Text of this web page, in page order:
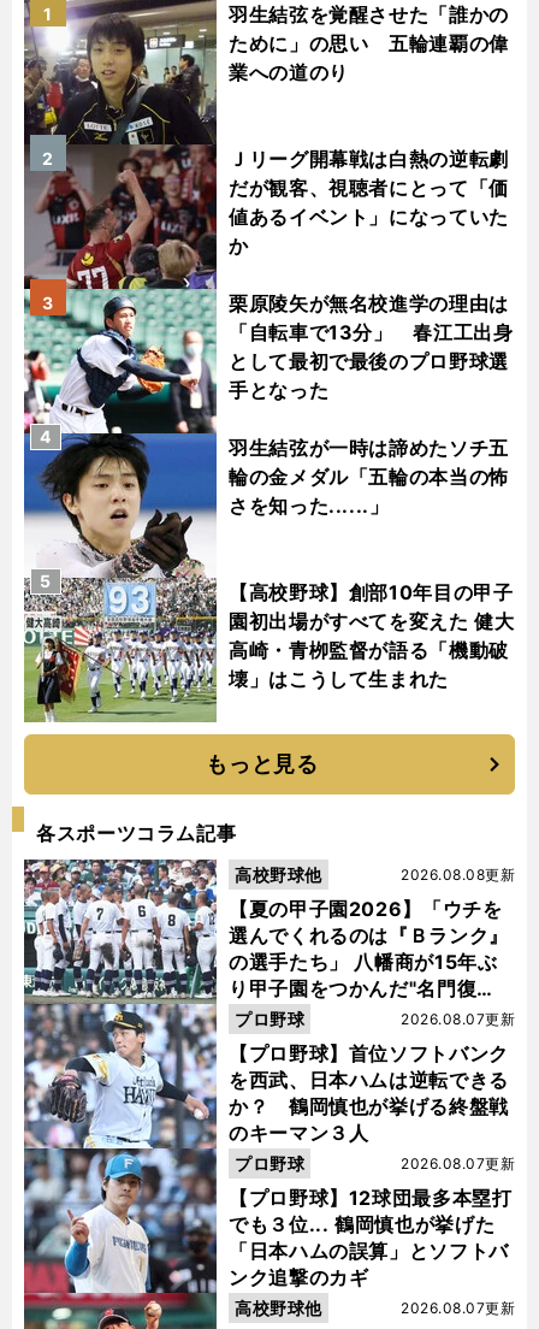
羽生結弦を覚醒させた「誰かの
ために」の思い 五輪連覇の偉
業への道のり
1
Ｊリーグ開幕戦は白熱の逆転劇
だが観客、視聴者にとって「価
値あるイベント」になっていた
か
2
栗原陵矢が無名校進学の理由は
「自転車で13分」 春江工出身
として最初で最後のプロ野球選
手となった
3
羽生結弦が一時は諦めたソチ五
輪の金メダル「五輪の本当の怖
さを知った......」
4
【高校野球】創部10年目の甲子
園初出場がすべてを変えた 健大
高崎・青栁監督が語る「機動破
壊」はこうして生まれた
5
もっと見る
各スポーツコラム記事
【夏の甲子園2026】「ウチを
選んでくれるのは『Ｂランク』
の選手たち」 八幡商が15年ぶ
り甲子園をつかんだ"名門復
活"の舞台裏
2026.08.08更新
高校野球他
【プロ野球】首位ソフトバンク
を西武、日本ハムは逆転できる
か？ 鶴岡慎也が挙げる終盤戦
のキーマン３人
2026.08.07更新
プロ野球
【プロ野球】12球団最多本塁打
でも３位... 鶴岡慎也が挙げた
「日本ハムの誤算」とソフトバ
ンク追撃のカギ
2026.08.07更新
プロ野球
2026.08.07更新
高校野球他